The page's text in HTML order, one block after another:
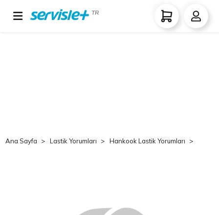
TR
Ana Sayfa Lastik Yorumları Hankook Lastik Yorumları